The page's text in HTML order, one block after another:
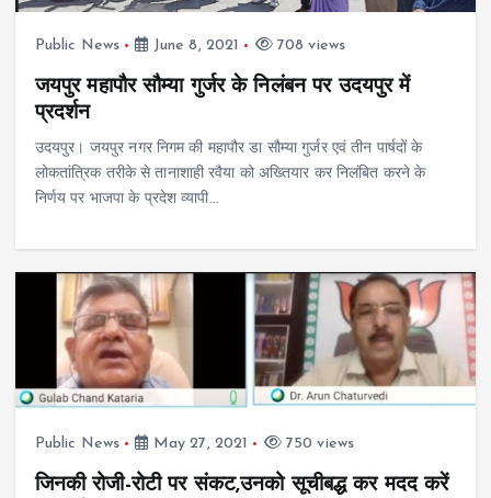
Public News June 8, 2021 708 views
जयपुर महापौर सौम्या गुर्जर के निलंबन पर उदयपुर में
प्रदर्शन
उदयपुर। जयपुर नगर निगम की महापौर डा सौम्या गुर्जर एवं तीन पार्षदों के
लोकतांत्रिक तरीके से तानाशाही रवैया को अख्तियार कर निलंबित करने के
निर्णय पर भाजपा के प्रदेश व्यापी…
Public News May 27, 2021 750 views
जिनकी रोजी-रोटी पर संकट,उनको सूचीबद्ध कर मदद करें